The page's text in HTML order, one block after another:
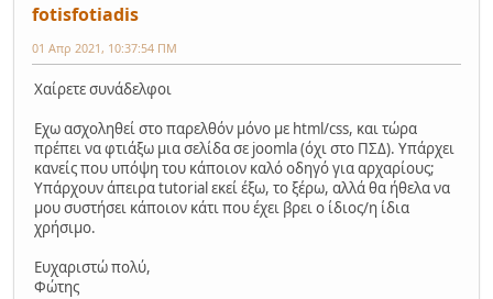
fotisfotiadis
01 Απρ 2021, 10:37:54 ΠΜ
Χαίρετε συνάδελφοι
Εχω ασχοληθεί στο παρελθόν μόνο με html/css, και τώρα
πρέπει να φτιάξω μια σελίδα σε joomla (όχι στο ΠΣΔ). Υπάρχει
κανείς που υπόψη του κάποιον καλό οδηγό για αρχαρίους;
Υπάρχουν άπειρα tutorial εκεί έξω, το ξέρω, αλλά θα ήθελα να
μου συστήσει κάποιον κάτι που έχει βρει ο ίδιος/η ίδια
χρήσιμο.
Ευχαριστώ πολύ,
Φώτης